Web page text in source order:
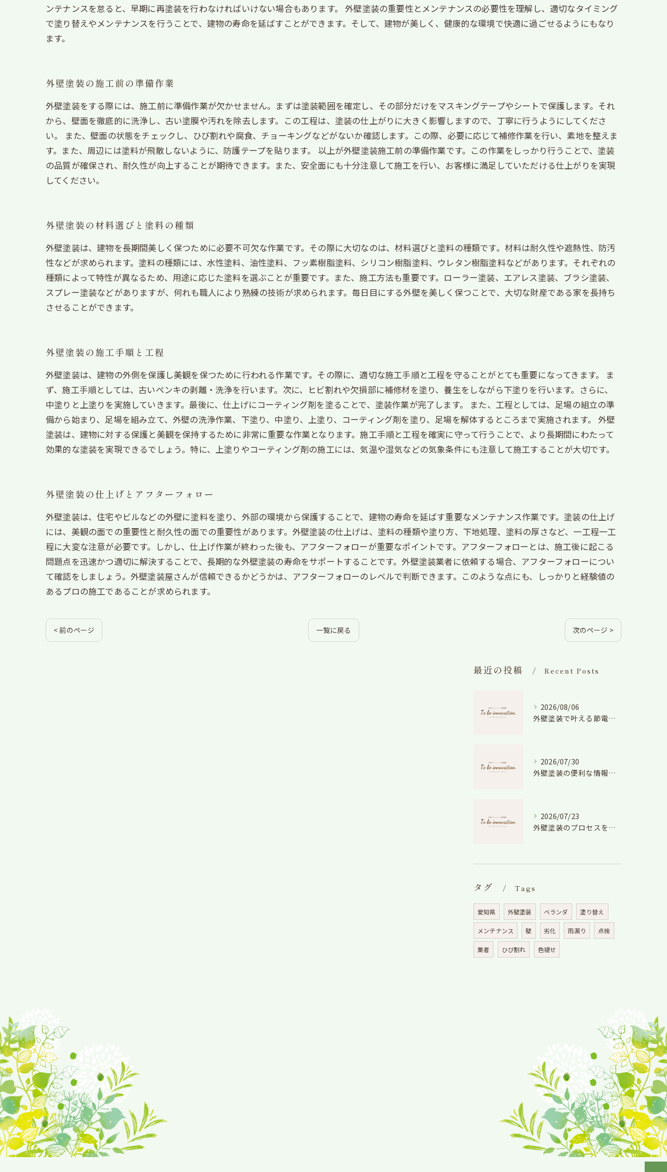
ンテナンスを怠ると、早期に再塗装を行わなければいけない場合もあります。 外壁塗装の重要性とメンテナンスの必要性を理解し、適切なタイミング
で塗り替えやメンテナンスを行うことで、建物の寿命を延ばすことができます。そして、建物が美しく、健康的な環境で快適に過ごせるようにもなり
ます。
外壁塗装の施工前の準備作業
外壁塗装をする際には、施工前に準備作業が欠かせません。まずは塗装範囲を確定し、その部分だけをマスキングテープやシートで保護します。それ
から、壁面を徹底的に洗浄し、古い塗膜や汚れを除去します。この工程は、塗装の仕上がりに大きく影響しますので、丁寧に行うようにしてくださ
い。 また、壁面の状態をチェックし、ひび割れや腐食、チョーキングなどがないか確認します。この際、必要に応じて補修作業を行い、素地を整えま
す。また、周辺には塗料が飛散しないように、防護テープを貼ります。 以上が外壁塗装施工前の準備作業です。この作業をしっかり行うことで、塗装
の品質が確保され、耐久性が向上することが期待できます。また、安全面にも十分注意して施工を行い、お客様に満足していただける仕上がりを実現
してください。
外壁塗装の材料選びと塗料の種類
外壁塗装は、建物を長期間美しく保つために必要不可欠な作業です。その際に大切なのは、材料選びと塗料の種類です。材料は耐久性や遮熱性、防汚
性などが求められます。塗料の種類には、水性塗料、油性塗料、フッ素樹脂塗料、シリコン樹脂塗料、ウレタン樹脂塗料などがあります。それぞれの
種類によって特性が異なるため、用途に応じた塗料を選ぶことが重要です。また、施工方法も重要です。ローラー塗装、エアレス塗装、ブラシ塗装、
スプレー塗装などがありますが、何れも職人により熟練の技術が求められます。毎日目にする外壁を美しく保つことで、大切な財産である家を長持ち
させることができます。
外壁塗装の施工手順と工程
外壁塗装は、建物の外側を保護し美観を保つために行われる作業です。その際に、適切な施工手順と工程を守ることがとても重要になってきます。 ま
ず、施工手順としては、古いペンキの剥離・洗浄を行います。次に、ヒビ割れや欠損部に補修材を塗り、養生をしながら下塗りを行います。さらに、
中塗りと上塗りを実施していきます。最後に、仕上げにコーティング剤を塗ることで、塗装作業が完了します。 また、工程としては、足場の組立の準
備から始まり、足場を組み立て、外壁の洗浄作業、下塗り、中塗り、上塗り、コーティング剤を塗り、足場を解体するところまで実施されます。 外壁
塗装は、建物に対する保護と美観を保持するために非常に重要な作業となります。施工手順と工程を確実に守って行うことで、より長期間にわたって
効果的な塗装を実現できるでしょう。特に、上塗りやコーティング剤の施工には、気温や湿気などの気象条件にも注意して施工することが大切です。
外壁塗装の仕上げとアフターフォロー
外壁塗装は、住宅やビルなどの外壁に塗料を塗り、外部の環境から保護することで、建物の寿命を延ばす重要なメンテナンス作業です。塗装の仕上げ
には、美観の面での重要性と耐久性の面での重要性があります。外壁塗装の仕上げは、塗料の種類や塗り方、下地処理、塗料の厚さなど、一工程一工
程に大変な注意が必要です。しかし、仕上げ作業が終わった後も、アフターフォローが重要なポイントです。アフターフォローとは、施工後に起こる
問題点を迅速かつ適切に解決することで、長期的な外壁塗装の寿命をサポートすることです。外壁塗装業者に依頼する場合、アフターフォローについ
て確認をしましょう。外壁塗装屋さんが信頼できるかどうかは、アフターフォローのレベルで判断できます。このような点にも、しっかりと経験値の
あるプロの施工であることが求められます。
< 前のページ 一覧に戻る 次のページ >
最近の投稿 Recent Posts
2026/08/06
外壁塗装で叶える節電効果と愛知県の相場や色選びのポイントを徹底解説
2026/07/30
外壁塗装の便利な情報と失敗しない色や費用判断のコツを徹底解説
2026/07/23
外壁塗装のプロセスを愛知県でスムーズに進めるための工程と費用徹底解説
タグ Tags
愛知県 外壁塗装 ベランダ 塗り替え
メンテナンス 壁 劣化 雨漏り 点検
業者 ひび割れ 色褪せ